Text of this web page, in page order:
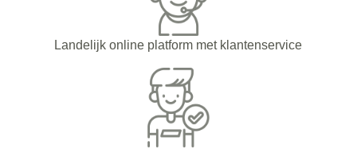
Landelijk online platform met klantenservice